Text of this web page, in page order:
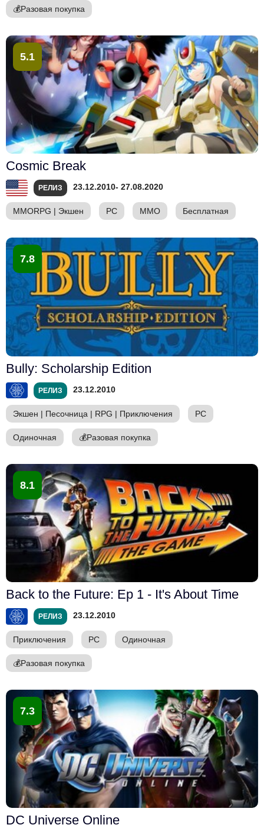
💰Разовая покупка
5.1
Cosmic Break
РЕЛИЗ 23.12.2010- 27.08.2020
MMORPG | Экшен PC ММО Бесплатная
7.8
Bully: Scholarship Edition
РЕЛИЗ 23.12.2010
Экшен | Песочница | RPG | Приключения PC
Одиночная 💰Разовая покупка
8.1
Back to the Future: Ep 1 - It's About Time
РЕЛИЗ 23.12.2010
Приключения PC Одиночная
💰Разовая покупка
7.3
DC Universe Online